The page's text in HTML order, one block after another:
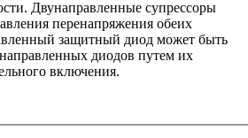
Двунаправленные супрессоры
перенапряжения обеих
защитный диод может быть
диодов путем их
включения.